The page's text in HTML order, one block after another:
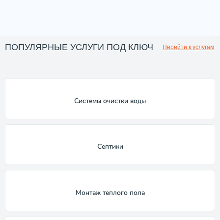
ПОПУЛЯРНЫЕ УСЛУГИ ПОД КЛЮЧ Перейти к услугам
Системы очистки воды
Септики
Монтаж теплого пола